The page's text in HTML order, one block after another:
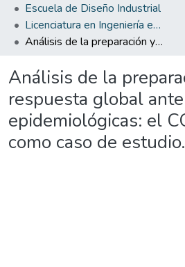
Escuela de Diseño Industrial
Licenciatura en Ingeniería en Diseño Industrial
Análisis de la preparación y respuesta global ante amenazas epidemiológicas: el COVID-19 como caso de estudio.
Análisis de la
respuesta global
epidemiológicas: el
como caso de estudio.